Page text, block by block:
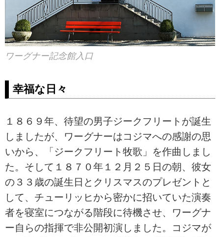
ワーグナー記念館入口
幸福な日々
１８６９年、待望の男子ジークフリートが誕生
しましたが、ワーグナーはコジマへの感謝の思
いから、「ジークフリート牧歌」を作曲しまし
た。そして１８７０年１２月２５日の朝、彼女
の３３歳の誕生日とクリスマスのプレゼントと
して、チューリッヒから密かに招いていた演奏
者を寝室につながる階段に待機させ、ワーグナ
ー自らの指揮で非公開初演しました。コジマが